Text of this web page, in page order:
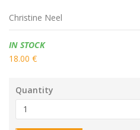
Christine Neel
Availability:
IN STOCK
18.00 €
Quantity